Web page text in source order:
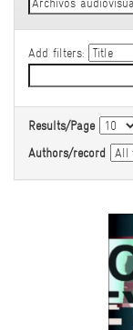
Add filters:
Results/Page
Authors/record